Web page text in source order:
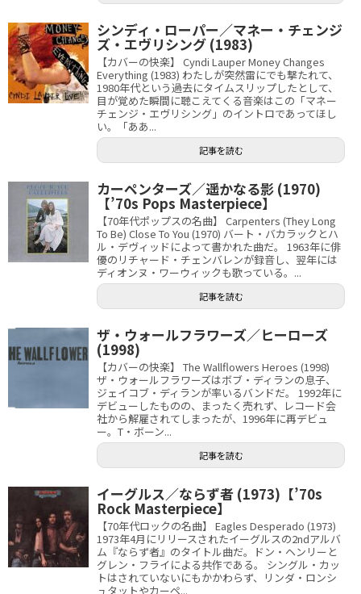
シンディ・ローパー／マネー・チェンジ
ズ・エヴリシング (1983)
【カバーの快楽】 Cyndi Lauper Money Changes
Everything (1983) わたしが突然雷にでも撃たれて、
1980年代という過去にタイムスリップしたとして、
目が覚めた瞬間に聴こえてくる音楽はこの「マネー
チェンジ・エヴリシング」のイントロであってほし
い。「ああ...
記事を読む
カーペンターズ／遥かなる影 (1970)
【’70s Pops Masterpiece】
【70年代ポップスの名曲】 Carpenters (They Long
To Be) Close To You (1970) バート・バカラックとハ
ル・デヴィッドによって書かれた曲だ。 1963年に俳
優のリチャード・チェンバレンが録音し、翌年には
ディオンヌ・ワーウィックも歌っている。...
記事を読む
ザ・ウォールフラワーズ／ヒーローズ
(1998)
【カバーの快楽】 The Wallflowers Heroes (1998)
ザ・ウォールフラワーズはボブ・ディランの息子、
ジェイコブ・ディランが率いるバンドだ。 1992年に
デビューしたものの、まったく売れず、レコード会
社から解雇されてしまったが、1996年に再デビュ
ー。T・ボーン...
記事を読む
イーグルス／ならず者 (1973)【’70s
Rock Masterpiece】
【70年代ロックの名曲】 Eagles Desperado (1973)
1973年4月にリリースされたイーグルスの2ndアルバ
ム『ならず者』のタイトル曲だ。ドン・ヘンリーと
グレン・フライによる共作である。 シングル・カッ
トはされていないにもかかわらず、リンダ・ロンシ
ュタットやカーペ...